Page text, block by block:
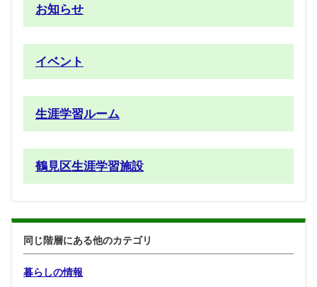
お知らせ
イベント
生涯学習ルーム
鶴見区生涯学習施設
同じ階層にある他のカテゴリ
暮らしの情報